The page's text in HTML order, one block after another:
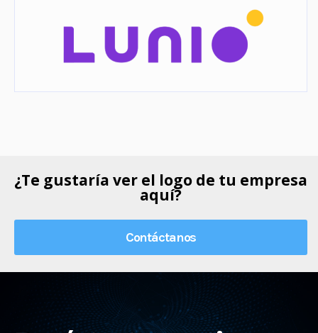
¿Te gustaría ver el logo de tu empresa
aquí?
Contáctanos